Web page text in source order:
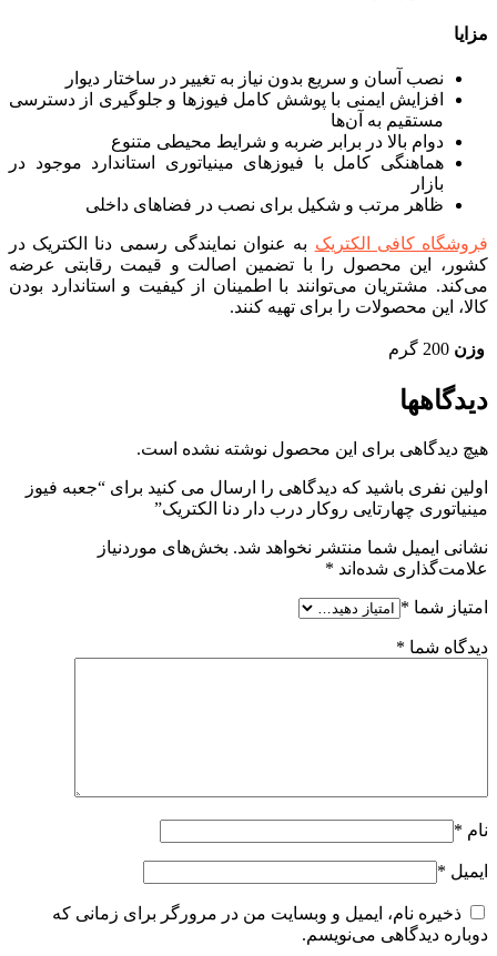
مزایا
نصب آسان و سریع بدون نیاز به تغییر در ساختار دیوار
افزایش ایمنی با پوشش کامل فیوزها و جلوگیری از دسترسی
مستقیم به آن‌ها
دوام بالا در برابر ضربه و شرایط محیطی متنوع
هماهنگی کامل با فیوزهای مینیاتوری استاندارد موجود در
بازار
ظاهر مرتب و شکیل برای نصب در فضاهای داخلی
فروشگاه کافی الکتریک به عنوان نمایندگی رسمی دنا الکتریک در
کشور، این محصول را با تضمین اصالت و قیمت رقابتی عرضه
می‌کند. مشتریان می‌توانند با اطمینان از کیفیت و استاندارد بودن
کالا، این محصولات را برای تهیه کنند.
وزن 200 گرم
دیدگاهها
هیچ دیدگاهی برای این محصول نوشته نشده است.
اولین نفری باشید که دیدگاهی را ارسال می کنید برای “جعبه فیوز
مینیاتوری چهارتایی روکار درب دار دنا الکتریک”
نشانی ایمیل شما منتشر نخواهد شد. بخش‌های موردنیاز
علامت‌گذاری شده‌اند *
امتیاز شما *
دیدگاه شما *
نام *
ایمیل *
ذخیره نام، ایمیل و وبسایت من در مرورگر برای زمانی که
دوباره دیدگاهی می‌نویسم.